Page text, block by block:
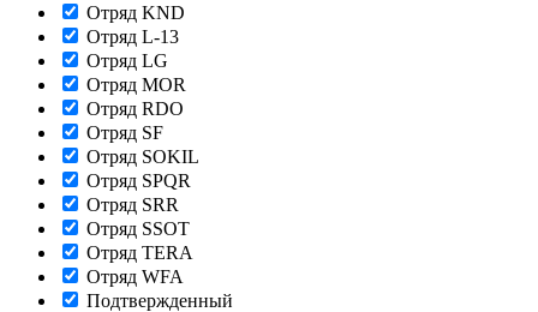
Отряд KND
Отряд L-13
Отряд LG
Отряд MOR
Отряд RDO
Отряд SF
Отряд SOKIL
Отряд SPQR
Отряд SRR
Отряд SSOT
Отряд TERA
Отряд WFA
Подтвержденный